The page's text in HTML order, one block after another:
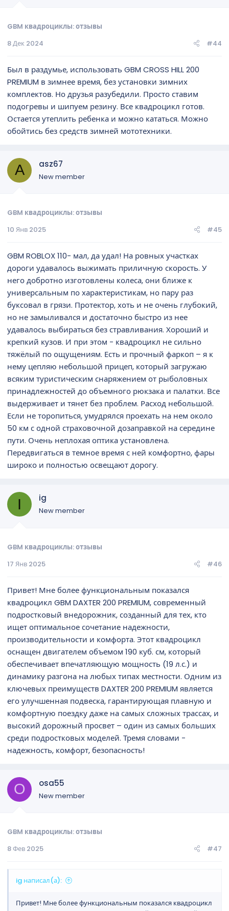
GBM квадроциклы: отзывы
8 Дек 2024
#44
Был в раздумье, использовать GBM CROSS HILL 200
PREMIUM в зимнее время, без установки зимних
комплектов. Но друзья разубедили. Просто ставим
подогревы и шипуем резину. Все квадроцикл готов.
Остается утеплить ребенка и можно кататься. Можно
обойтись без средств зимней мототехники.
A asz67
New member
GBM квадроциклы: отзывы
10 Янв 2025
#45
GBM ROBLOX 110- мал, да удал! На ровных участках
дороги удавалось выжимать приличную скорость. У
него добротно изготовлены колеса, они ближе к
универсальным по характеристикам, но пару раз
буксовал в грязи. Протектор, хоть и не очень глубокий,
но не замыливался и достаточно быстро из нее
удавалось выбираться без стравливания. Хороший и
крепкий кузов. И при этом - квадроцикл не сильно
тяжёлый по ощущениям. Есть и прочный фаркоп – я к
нему цепляю небольшой прицеп, который загружаю
всяким туристическим снаряжением от рыболовных
принадлежностей до объемного рюкзака и палатки. Все
выдерживает и тянет без проблем. Расход небольшой.
Если не торопиться, умудрялся проехать на нем около
50 км с одной страховочной дозаправкой на середине
пути. Очень неплохая оптика установлена.
Передвигаться в темное время с ней комфортно, фары
широко и полностью освещают дорогу.
I ig
New member
GBM квадроциклы: отзывы
17 Янв 2025
#46
Привет! Мне более функциональным показался
квадроцикл GBM DAXTER 200 PREMIUM, современный
подростковый внедорожник, созданный для тех, кто
ищет оптимальное сочетание надежности,
производительности и комфорта. Этот квадроцикл
оснащен двигателем объемом 190 куб. см, который
обеспечивает впечатляющую мощность (19 л.с.) и
динамику разгона на любых типах местности. Одним из
ключевых преимуществ DAXTER 200 PREMIUM является
его улучшенная подвеска, гарантирующая плавную и
комфортную поездку даже на самых сложных трассах, и
высокий дорожный просвет – один из самых больших
среди подростковых моделей. Тремя словами -
надежность, комфорт, безопасность!
O osa55
New member
GBM квадроциклы: отзывы
8 Фев 2025
#47
ig написал(а):
Привет! Мне более функциональным показался квадроцикл